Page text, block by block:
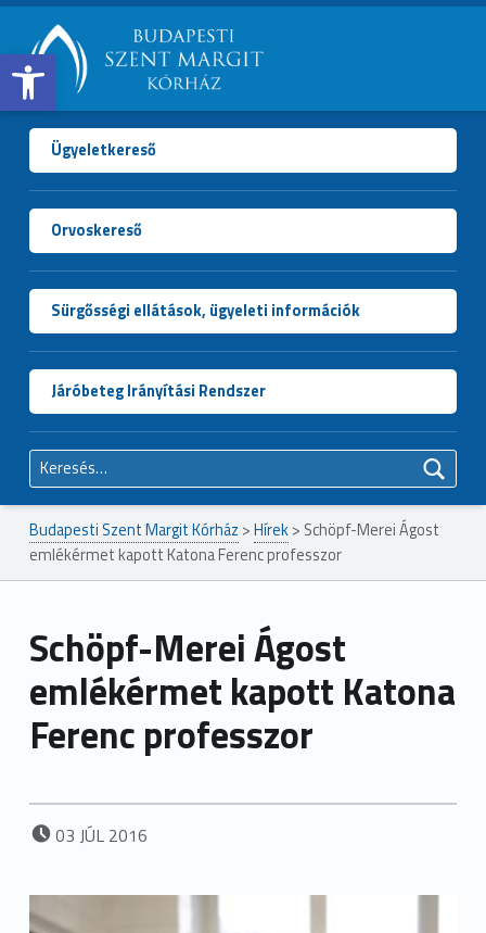
Open toolbar
BUDAPESTI
SZENT
MARGIT
KÓRHÁZ
Ügyeletkereső
Orvoskereső
Sürgősségi ellátások, ügyeleti információk
Járóbeteg Irányítási Rendszer
Keresés:
Budapesti Szent Margit Kórház >Hírek> Schöpf-Merei Ágost
emlékérmet kapott Katona Ferenc professzor
Schöpf-Merei Ágost
emlékérmet kapott Katona
Ferenc professzor
POSTED ON:
03 JÚL 2016